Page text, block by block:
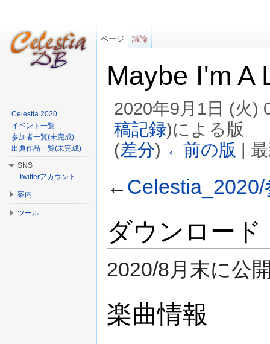
Maybe I'm A
2020年9月1日 (火)
稿記録)による版
(差分) ←前の版 |
←
ダウンロード
2020/8月末に公
楽曲情報
ページ 議論
Celestia 2020
イベント一覧
参加者一覧(未完成)
出典作品一覧(未完成)
SNS
Twitterアカウント
案内
ツール